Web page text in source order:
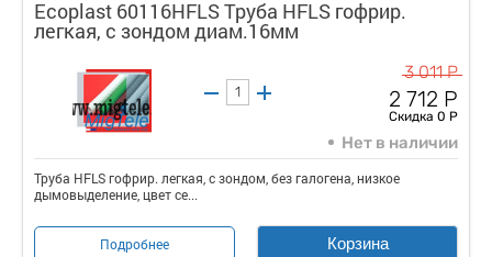
Ecoplast 60116HFLS Труба HFLS гофрир.
легкая, с зондом диам.16мм
3 011 Р
2 712 Р
Скидка 0 Р
Нет в наличии
Труба HFLS гофрир. легкая, с зондом, без галогена, низкое
дымовыделение, цвет се...
Подробнее Корзина